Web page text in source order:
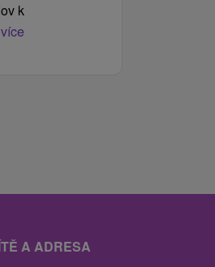
k
A ADRESA